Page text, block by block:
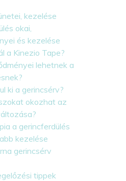
kezelése
okai,
és kezelése
a Kinezio Tape?
lehetnek a
ki a gerincsérv?
okozhat az
a gerincferdülés
kezelése
gerincsérv
tippek